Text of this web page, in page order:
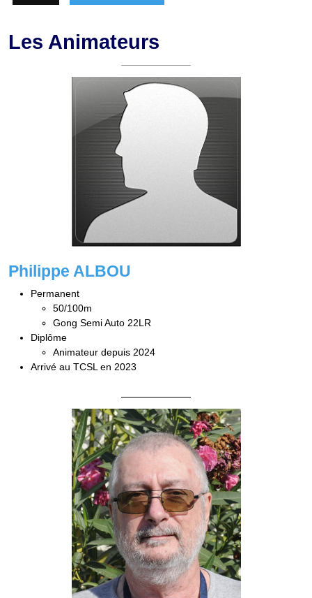
Les Animateurs
Philippe ALBOU
Permanent
50/100m
Gong Semi Auto 22LR
Diplôme
Animateur depuis 2024
Arrivé au TCSL en 2023